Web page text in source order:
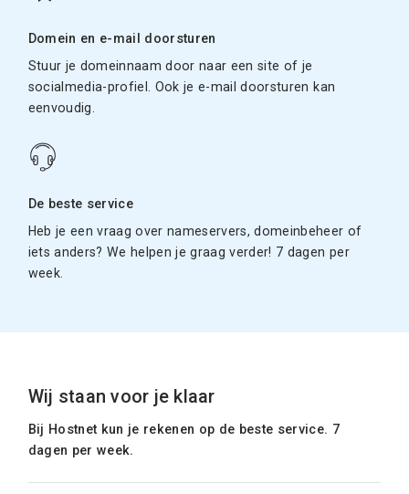
Domein en e-mail doorsturen
Stuur je domeinnaam door naar een site of je
socialmedia-profiel. Ook je e-mail doorsturen kan
eenvoudig.
De beste service
Heb je een vraag over nameservers, domeinbeheer of
iets anders? We helpen je graag verder! 7 dagen per
week.
Wij staan voor je klaar
Bij Hostnet kun je rekenen op de beste service. 7
dagen per week.